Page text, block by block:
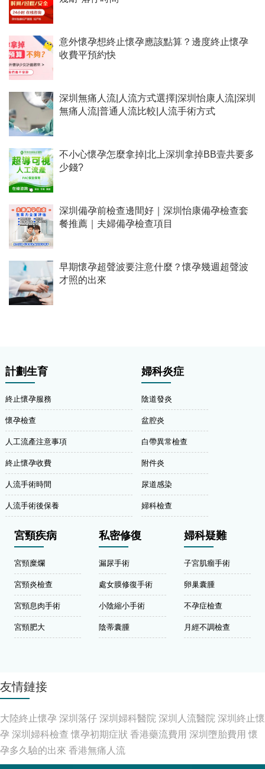
意外懷孕想終止懷孕應該點算？邊度終止懷孕
收費平預約快
深圳無痛人流|人流方式選擇|深圳怡康人流|深圳
無痛人流|普通人流比較|人流手術方式
不小心懷孕怎麼拿掉|北上深圳拿掉BB壹共要多
少錢?
深圳備孕前檢查邊間好｜深圳怡康備孕檢查套
餐推薦｜夫婦備孕檢查項目
早期懷孕超聲波要注意什麼？懷孕幾週超聲波
才照的出來
計劃生育
終止懷孕服務
懷孕檢查
人工流產注意事項
終止懷孕收費
人流手術時間
人流手術後保養
婦科炎症
陰道發炎
盆腔炎
白帶異常檢查
附件炎
尿道感染
婦科檢查
宮頸疾病
宮頸糜爛
宮頸炎檢查
宮頸息肉手術
宮頸肥大
私密修復
漏尿手術
處女膜修復手術
小陰縮小手術
陰蒂囊腫
婦科疑難
子宮肌瘤手術
卵巢囊腫
不孕症檢查
月經不調檢查
友情鏈接
大陸終止懷孕 深圳落仔深圳婦科醫院深圳人流醫院深圳終止懷
孕 深圳婦科檢查 懷孕初期症狀 香港藥流費用 深圳墮胎費用 懷
孕多久驗的出來 香港無痛人流